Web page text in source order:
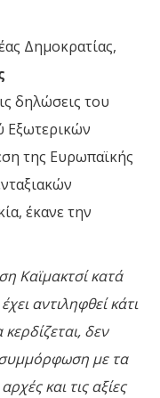
Δημοκρατίας,
δηλώσεις του
της Ευρωπαϊκής
έκανε την
Καϊμακτσί κατά
αντιληφθεί κάτι
δεν
συμμόρφωση με τα
και τις αξίες